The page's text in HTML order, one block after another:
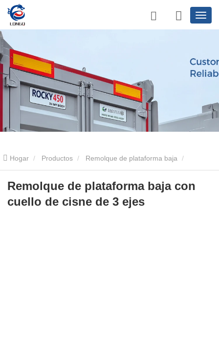
Hogar Productos Remolque de plataforma baja
Remolque de plataforma baja de 3 ejes
baja con cuello de cisne de 3 ejes
Remolque de plataforma baja con
cuello de cisne de 3 ejes